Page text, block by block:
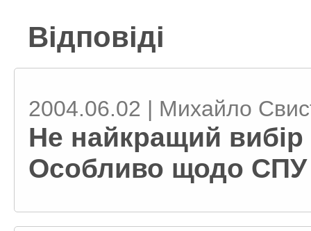
Відповіді
2004.06.02 | Михайло
Не найкращий
Особливо щодо СПУ